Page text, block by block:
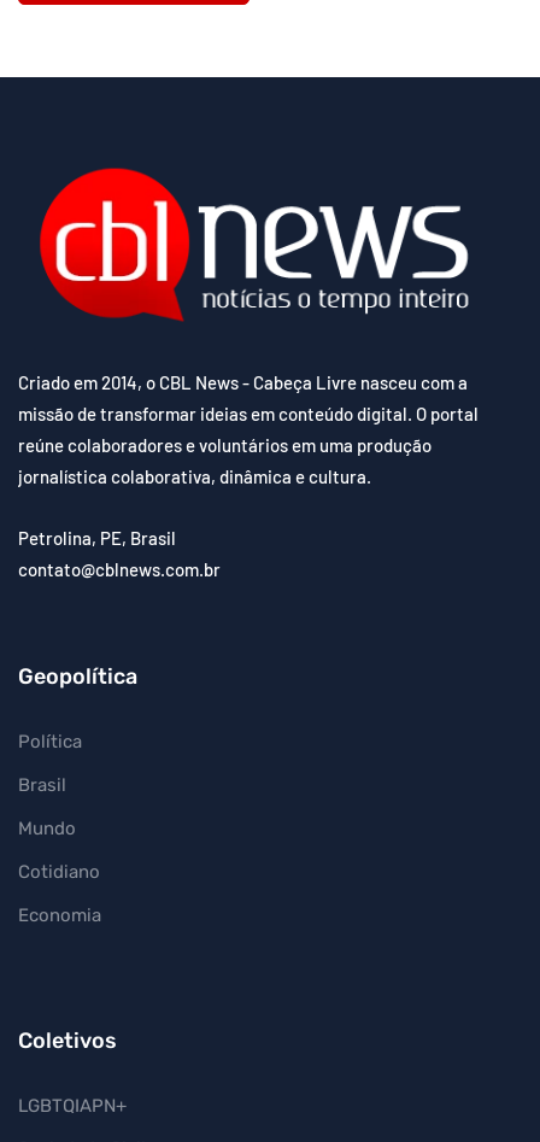
Criado em 2014, o CBL News - Cabeça Livre nasceu com a
missão de transformar ideias em conteúdo digital. O portal
reúne colaboradores e voluntários em uma produção
jornalística colaborativa, dinâmica e cultura.
Petrolina, PE, Brasil
contato@cblnews.com.br
Geopolítica
Política
Brasil
Mundo
Cotidiano
Economia
Coletivos
LGBTQIAPN+